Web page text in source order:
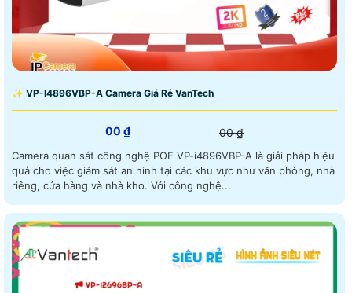
✨ VP-I4896VBP-A Camera Giá Rẻ VanTech
00 ₫ 00 ₫
Camera quan sát công nghệ POE VP-i4896VBP-A là giải pháp hiệu
quả cho việc giám sát an ninh tại các khu vực như văn phòng, nhà
riêng, cửa hàng và nhà kho. Với công nghệ...